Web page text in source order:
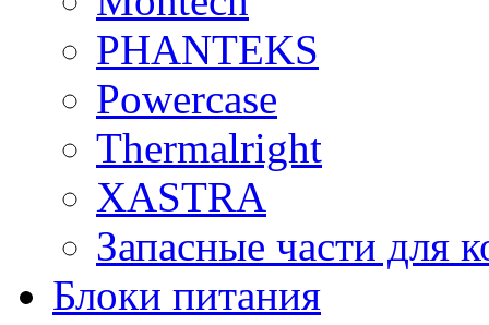
PHANTEKS
Powercase
Thermalright
XASTRA
Запасные части для
Блоки питания